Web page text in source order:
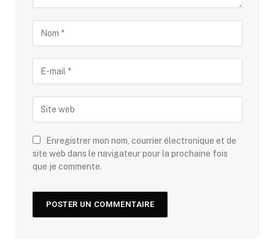
Enregistrer mon nom, courrier électronique et de
site web dans le navigateur pour la prochaine fois
que je commente.